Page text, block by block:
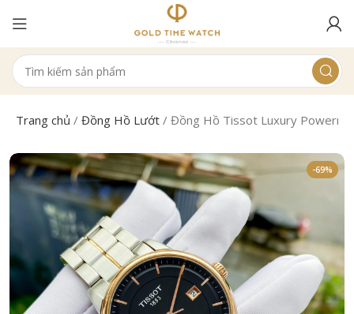
Trang chủ /Đồng Hồ Lướt /Đồng Hồ Tissot Luxury
-69%